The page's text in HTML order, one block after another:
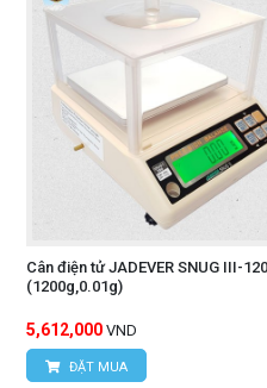
Cân điện tử JADEVER SNUG III-
(1200g,0.01g)
5,612,000 VND
ĐẶT MUA